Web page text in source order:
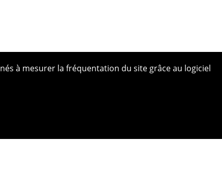
à mesurer la fréquentation du site grâce au logiciel